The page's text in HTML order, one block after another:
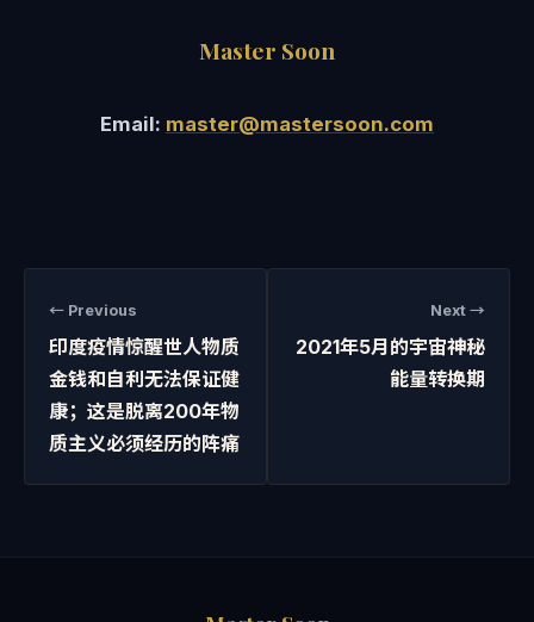
Master Soon
Email: master@mastersoon.com
← Previous
印度疫情惊醒世人物质
金钱和自利无法保证健
康；这是脱离200年物
质主义必须经历的阵痛
Next →
2021年5月的宇宙神秘
能量转换期